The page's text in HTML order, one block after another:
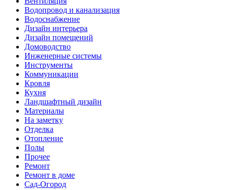
Водопровод и канализация
Водоснабжение
Дизайн интерьера
Дизайн помещений
Домоводство
Инженерные системы
Инструменты
Коммуникации
Кровля
Кухня
Ландшафтный дизайн
Материалы
На заметку
Отделка
Отопление
Полы
Прочее
Ремонт
Ремонт в доме
Сад-Огород